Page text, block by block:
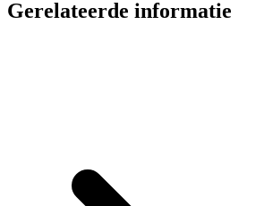
Gerelateerde informatie